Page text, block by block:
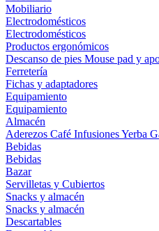
Mobiliario
Electrodomésticos
Electrodomésticos
Productos ergonómicos
Descanso de pies Mouse pad y
Ferretería
Fichas y adaptadores
Equipamiento
Equipamiento
Almacén
Aderezos Café InfusionesYerba
Bebidas
Bebidas
Bazar
Servilletas y Cubiertos
Snacks y almacén
Snacks y almacén
Descartables